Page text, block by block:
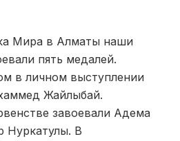
Мира в Алматы наши
пять медалей.
в личном выступлении
Жайлыбай.
завоевали Адема
Нуркатулы. В